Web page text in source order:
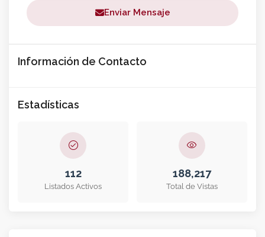
Enviar Mensaje
Información de Contacto
Estadísticas